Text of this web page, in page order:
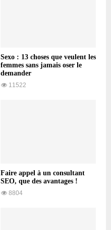
Sexo : 13 choses que veulent les
femmes sans jamais oser le
demander
11522
Faire appel à un consultant
SEO, que des avantages !
8804